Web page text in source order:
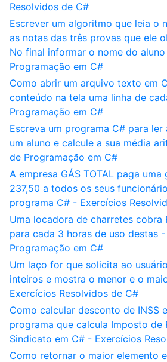
Resolvidos de C#
Escrever um algoritmo que leia o
as notas das três provas que ele
No final informar o nome do
Programação em C#
Como abrir um arquivo texto em
conteúdo na tela uma linha de
Programação em C#
Escreva um programa C# para ler
um aluno e calcule a sua média
de Programação em C#
A empresa GÁS TOTAL paga
237,50 a todos os seus
programa C# - Exercícios
Uma locadora de charretes cobra
para cada 3 horas de uso destas
Programação em C#
Um laço for que solicita ao
inteiros e mostra o menor e o
Exercícios Resolvidos de C#
Como calcular desconto de INSS
programa que calcula Imposto de
Sindicato em C# - Exercícios
Como retornar o maior elemento